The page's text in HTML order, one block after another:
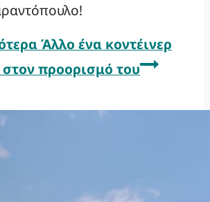
Άλλο ένα κοντέινερ
προορισμό του